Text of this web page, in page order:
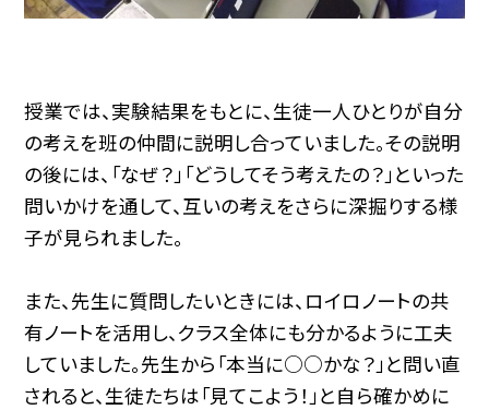
授業では、実験結果をもとに、生徒一人ひとりが自分
の考えを班の仲間に説明し合っていました。その説明
の後には、「なぜ？」「どうしてそう考えたの？」といった
問いかけを通して、互いの考えをさらに深掘りする様
子が見られました。
また、先生に質問したいときには、ロイロノートの共
有ノートを活用し、クラス全体にも分かるように工夫
していました。先生から「本当に○○かな？」と問い直
されると、生徒たちは「見てこよう！」と自ら確かめに